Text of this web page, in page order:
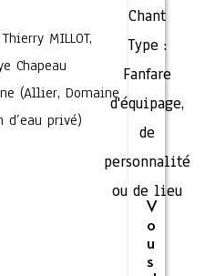
MILLOT,
Chapeau
(Allier, Domaine
d’eau privé)
Chant
Type :
Fanfare
d'équipage,
de
personnalité
ou de lieu
V
o
u
s